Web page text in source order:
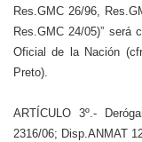
Res.GMC 26/96,
Res.GMC 24/05)”
Oficial de la Nación
Preto).
ARTÍCULO 3º.-
2316/06; Disp.ANMAT